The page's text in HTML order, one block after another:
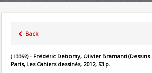
Back
(13392) - Frédéric Debomy, Olivier Bramanti
Paris, Les Cahiers dessinés, 2012, 93 p.